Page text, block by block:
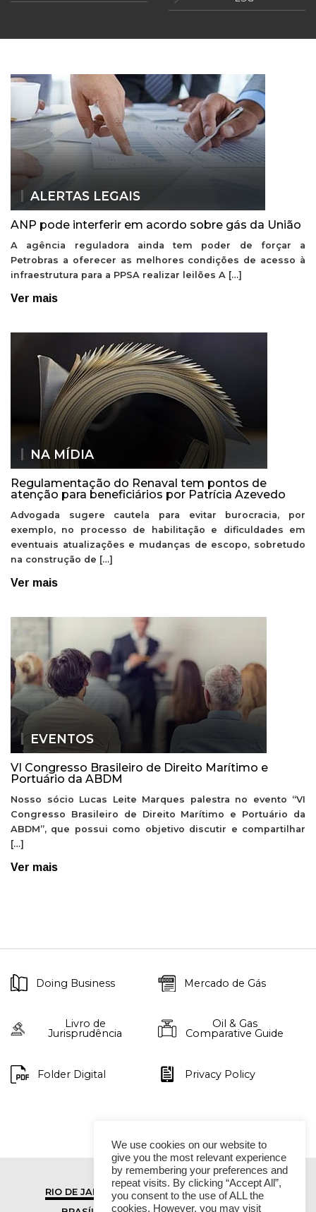
ALERTAS LEGAIS
ANP pode interferir em acordo sobre gás da União
A agência reguladora ainda tem poder de forçar a
Petrobras a oferecer as melhores condições de acesso à
infraestrutura para a PPSA realizar leilões A […]
Ver mais
NA MÍDIA
Regulamentação do Renaval tem pontos de
atenção para beneficiários por Patrícia Azevedo
Advogada sugere cautela para evitar burocracia, por
exemplo, no processo de habilitação e dificuldades em
eventuais atualizações e mudanças de escopo, sobretudo
na construção de […]
Ver mais
EVENTOS
VI Congresso Brasileiro de Direito Marítimo e
Portuário da ABDM
Nosso sócio Lucas Leite Marques palestra no evento “VI
Congresso Brasileiro de Direito Marítimo e Portuário da
ABDM”, que possui como objetivo discutir e compartilhar
[…]
Ver mais
Doing Business Mercado de Gás
Livro de
Jurisprudência
Oil & Gas
Comparative Guide
Folder Digital Privacy Policy
RIO DE JANEIRO
SÃO PAULO
We use cookies on our website to
give you the most relevant experience
by remembering your preferences and
repeat visits. By clicking “Accept All”,
you consent to the use of ALL the
cookies. However, you may visit